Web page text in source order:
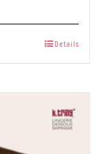
Details